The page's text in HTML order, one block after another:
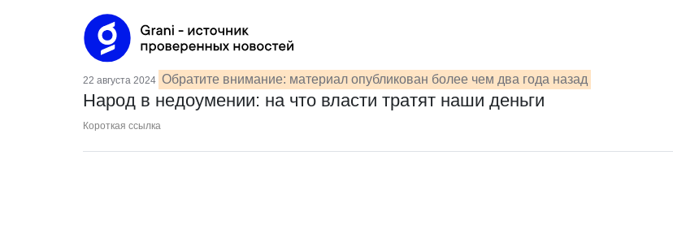
22 августа 2024 Обратите внимание: материал опубликован более чем два года назад
Народ в недоумении: на что власти тратят наши деньги
Короткая ссылка